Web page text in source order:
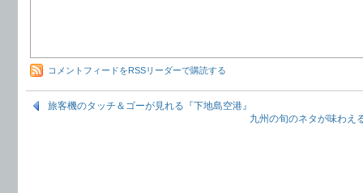
コメントフィードをRSSリーダーで購読する
旅客機のタッチ＆ゴーが見れる『下地島空港』
九州の旬のネタが味わえ